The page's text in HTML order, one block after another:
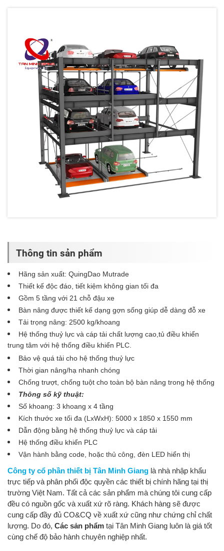
Thông tin sản phẩm
Hãng sản xuất: QuingDao Mutrade
Thiết kế độc đáo, tiết kiệm không gian tối đa
Gồm 5 tầng với 21 chỗ đậu xe
Bàn nâng được thiết kế dạng gợn sống giúp dễ dàng đỗ xe
Tải trọng nâng: 2500 kg/khoang
Hệ thống thuỷ lực và cáp tải chất lượng cao,tủ điều khiển
trung tâm với hệ thống điều khiển PLC.
Bảo vệ quá tải cho hệ thống thuỷ lực
Thời gian nâng/hạ nhanh chóng
Chống trượt, chống tuột cho toàn bộ bàn nâng trong hệ thống
Thông số kỹ thuật:
Số khoang: 3 khoang x 4 tầng
Kích thước xe tối đa (LxWxH): 5000 x 1850 x 1550 mm
Dẫn động bằng hệ thống thuỷ lực và cáp tải
Hệ thống điều khiển PLC
Vận hành bằng code, hoặc thủ công, đèn LED hiển thị​
Công ty cổ phần thiết bị Tân Minh Giang là nhà nhập khẩu
trực tiếp và phân phối độc quyền các thiết bị chính hãng tại thị
trường Việt Nam. Tất cả các sản phẩm mà chúng tôi cung cấp
đều có nguồn gốc và xuất xứ rõ ràng. Khách hàng sẽ được
cung cấp đầy đủ CO&CQ về xuất xứ cũng như chứng chỉ chất
lượng. Do đó, Các sản phẩm tại Tân Minh Giang luôn là giá tốt
cùng chế độ bảo hành chuyên nghiệp nhất.